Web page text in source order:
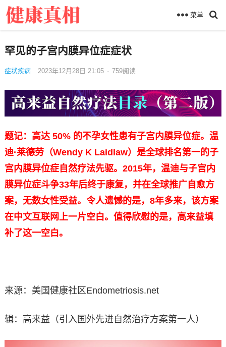
菜单
罕见的子宫内膜异位症症状
症状疾病 2023年12月28日 21:05 · 759阅读
题记：高达 50% 的不孕女性患有子宫内膜异位症。温
迪·莱德劳（Wendy K Laidlaw）是全球排名第一的子
宫内膜异位症自然疗法先驱。2015年，温迪与子宫内
膜异位症斗争33年后终于康复，并在全球推广自愈方
案，无数女性受益。令人遗憾的是，8年多来，该方案
在中文互联网上一片空白。值得欣慰的是，高来益填
补了这一空白。
来源：美国健康社区Endometriosis.net
辑：高来益（引入国外先进自然治疗方案第一人）